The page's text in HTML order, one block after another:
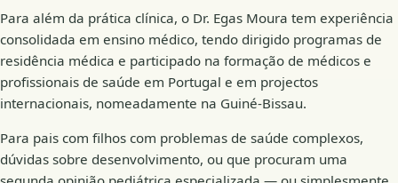
Para além da prática clínica, o Dr. Egas Moura tem experiência
consolidada em ensino médico, tendo dirigido programas de
residência médica e participado na formação de médicos e
profissionais de saúde em Portugal e em projectos
internacionais, nomeadamente na Guiné-Bissau.
Para pais com filhos com problemas de saúde complexos,
dúvidas sobre desenvolvimento, ou que procuram uma